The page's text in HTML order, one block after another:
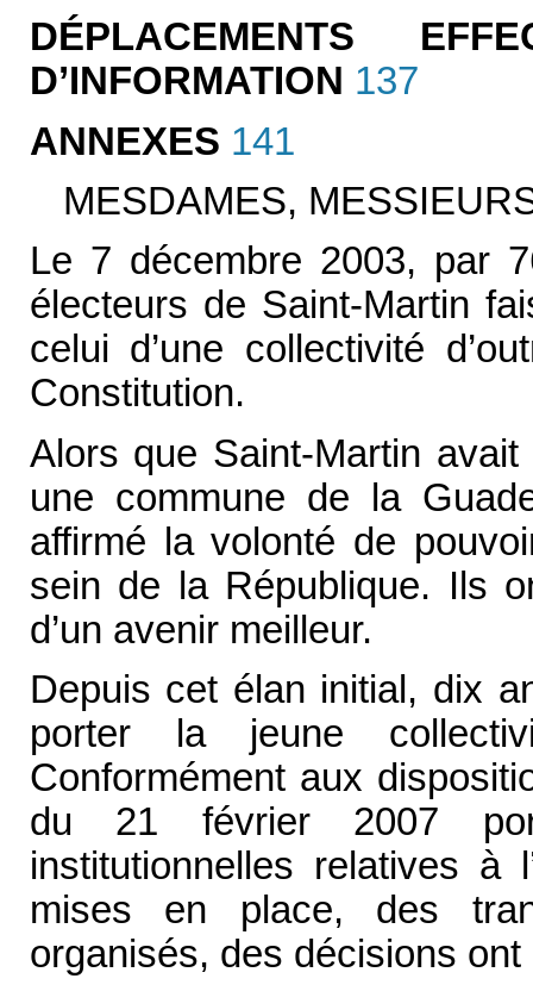
DÉPLACEMENTS
D’INFORMATION 137
ANNEXES 141
MESDAMES,
Le 7 décembre 2003, par
électeurs de Saint-Martin
celui d’une collectivité
Constitution.
Alors que Saint-Martin
une commune de la
affirmé la volonté de
sein de la République. Ils
d’un avenir meilleur.
Depuis cet élan initial, dix
porter la jeune
Conformément aux
du 21 février 2007
institutionnelles relatives à
mises en place, des
organisés, des décisions